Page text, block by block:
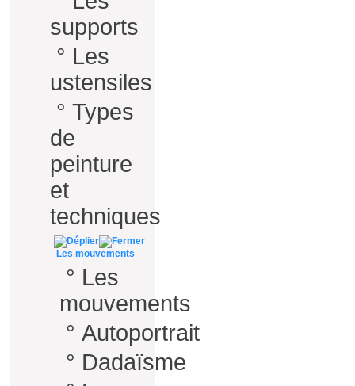
supports
° Les
ustensiles
° Types
de
peinture
et
techniques
Les mouvements
° Les
mouvements
° Autoportrait
° Dadaïsme